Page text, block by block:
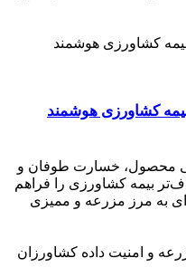
کشاورزی هوشمند
محصول، خسارت طوفان و
بیمه کشاورزی را فراهم
به مرز مزرعه و ممیزی